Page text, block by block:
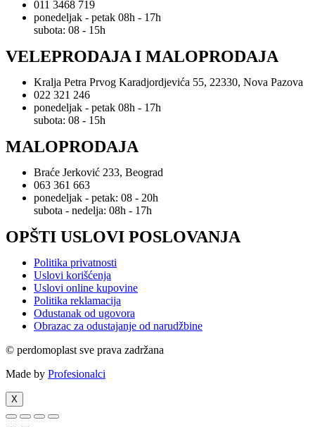
011 3468 719
ponedeljak - petak 08h - 17h
subota: 08 - 15h
VELEPRODAJA I MALOPRODAJA
Kralja Petra Prvog Karadjordjevića 55, 22330, Nova Pazova
022 321 246
ponedeljak - petak 08h - 17h
subota: 08 - 15h
MALOPRODAJA
Braće Jerković 233, Beograd
063 361 663
ponedeljak - petak: 08 - 20h
subota - nedelja: 08h - 17h
OPŠTI USLOVI POSLOVANJA
Politika privatnosti
Uslovi korišćenja
Uslovi online kupovine
Politika reklamacija
Odustanak od ugovora
Obrazac za odustajanje od narudžbine
© perdomoplast sve prava zadržana
Made by Profesionalci
X